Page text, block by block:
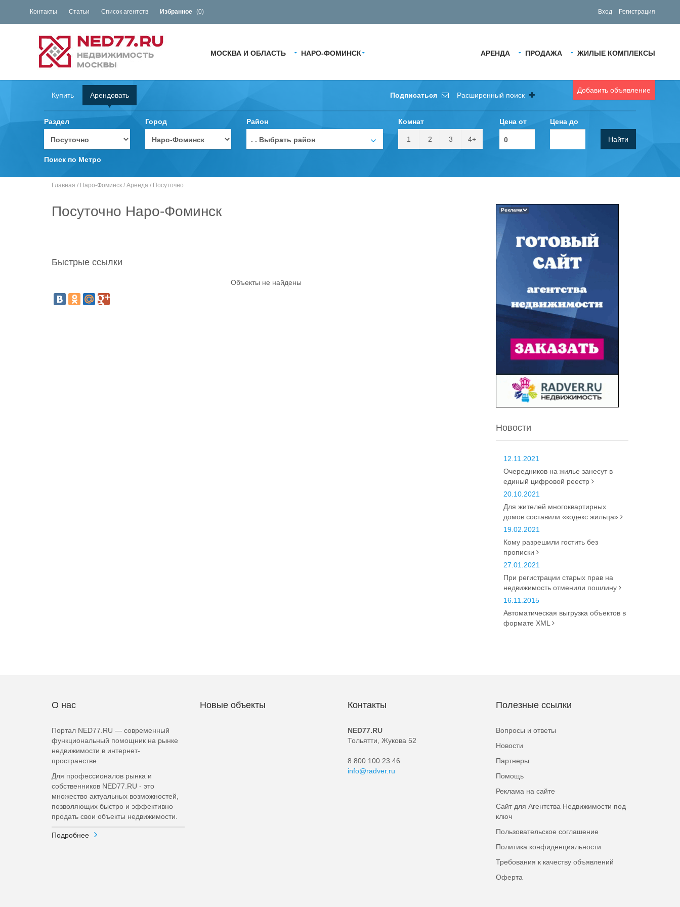
Контакты Статьи Список агентств Избранное (0) Вход Регистрация
АРЕНДА ПРОДАЖА ЖИЛЫЕ КОМПЛЕКСЫ
МОСКВА И ОБЛАСТЬ НАРО-ФОМИНСК
Добавить объявление
Купить Арендовать Подписаться Расширенный поиск
Раздел Город Район
. . Выбрать район
Комнат
1 2 3 4+
Цена от Цена до
Найти
Поиск по Метро
Главная / Наро-Фоминск / Аренда / Посуточно
Посуточно Наро-Фоминск
Быстрые ссылки
Объекты не найдены
Реклама
Новости
12.11.2021
Очередников на жилье занесут в
единый цифровой реестр
20.10.2021
Для жителей многоквартирных
домов составили «кодекс жильца»
19.02.2021
Кому разрешили гостить без
прописки
27.01.2021
При регистрации старых прав на
недвижимость отменили пошлину
16.11.2015
Автоматическая выгрузка объектов в
формате XML
О нас
Портал NED77.RU — современный
функциональный помощник на рынке
недвижимости в интернет-
пространстве.
Для профессионалов рынка и
собственников NED77.RU - это
множество актуальных возможностей,
позволяющих быстро и эффективно
продать свои объекты недвижимости.
Подробнее
Новые объекты Контакты
NED77.RU
Тольятти, Жукова 52
8 800 100 23 46
info@radver.ru
Полезные ссылки
Вопросы и ответы
Новости
Партнеры
Помощь
Реклама на сайте
Сайт для Агентства Недвижимости под
ключ
Пользовательское соглашение
Политика конфиденциальности
Требования к качеству объявлений
Оферта